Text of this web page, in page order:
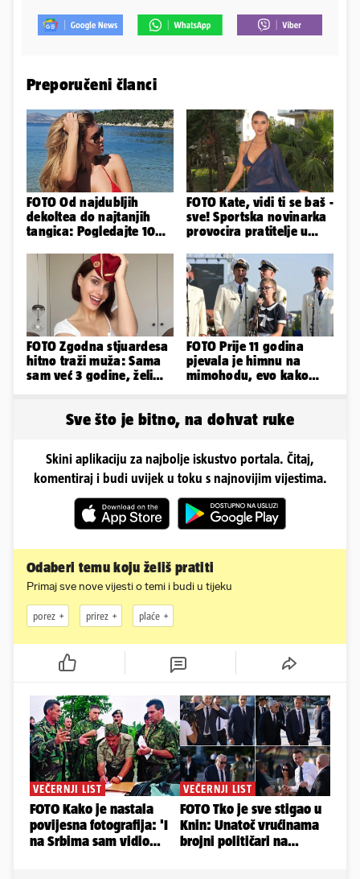
Preporučeni članci
FOTO Od najdubljih
dekoltea do najtanjih
tangica: Pogledajte 100
FOTO Kate, vidi ti se baš -
sve! Sportska novinarka
provocira pratitelje u
FOTO Zgodna stjuardesa
hitno traži muža: Sama
sam već 3 godine, želim
FOTO Prije 11 godina
pjevala je himnu na
mimohodu, evo kako
Sve što je bitno, na dohvat ruke
Skini aplikaciju za najbolje iskustvo portala. Čitaj,
komentiraj i budi uvijek u toku s najnovijim vijestima.
Odaberi temu koju želiš pratiti
Primaj sve nove vijesti o temi i budi u tijeku
porez prirez plaće